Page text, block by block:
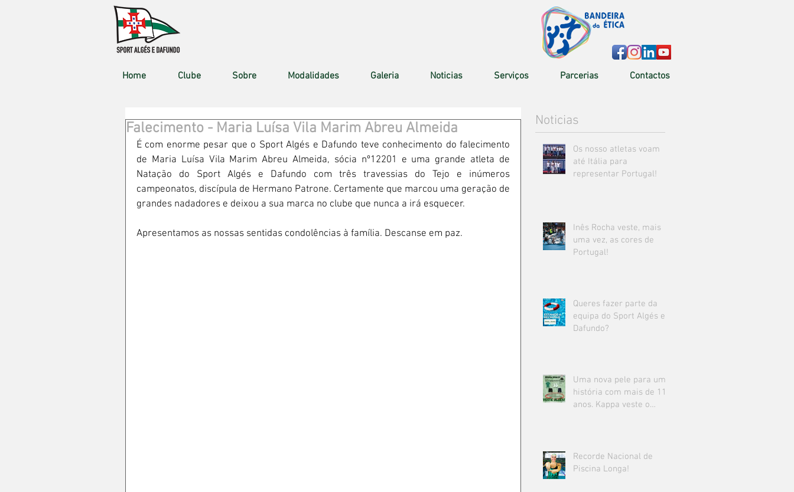
Home Clube Sobre Modalidades Galeria Noticias Serviços Parcerias Contactos
Falecimento - Maria Luísa Vila Marim Abreu Almeida
É com enorme pesar que o Sport Algés e Dafundo teve conhecimento do falecimento
de Maria Luísa Vila Marim Abreu Almeida, sócia nº12201 e uma grande atleta de
Natação do Sport Algés e Dafundo com três travessias do Tejo e inúmeros
campeonatos, discípula de Hermano Patrone. Certamente que marcou uma geração de
grandes nadadores e deixou a sua marca no clube que nunca a irá esquecer.
Apresentamos as nossas sentidas condolências à família. Descanse em paz.
Noticias
Os nosso atletas voam
até Itália para
representar Portugal!
Inês Rocha veste, mais
uma vez, as cores de
Portugal!
Queres fazer parte da
equipa do Sport Algés e
Dafundo?
Uma nova pele para uma
história com mais de 111
anos. Kappa veste o
Recorde Nacional de
Piscina Longa!